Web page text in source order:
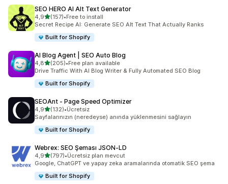
SEO HERO AI Alt Text Generator
4,95 yıldız üzerinden
(157)
toplam 157 değerlendirme
•Free to install
Secret Recipe AI: Generate SEO Alt Text That Actually Ranks
Built for Shopify
AI Blog Agent | SEO Auto Blog
4,85 yıldız üzerinden
(205)
toplam 205 değerlendirme
•Free plan available
Drive Traffic With AI Blog Writer & Fully Automated SEO Blog
Built for Shopify
SEOAnt ‑ Page Speed Optimizer
4,95 yıldız üzerinden
(132)
toplam 132 değerlendirme
•Ücretsiz
Sayfalarınızın (neredeyse) anında yüklenmesini sağlayın
Built for Shopify
Webrex: SEO Şeması JSON‑LD
4,95 yıldız üzerinden
(797)
toplam 797 değerlendirme
•Ücretsiz plan mevcut
Google, ChatGPT ve yapay zeka aramalarında otomatik SEO şema
Built for Shopify